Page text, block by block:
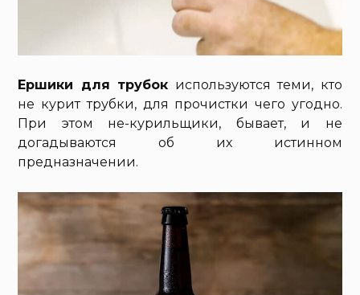
Ершики для трубок используются теми, кто
не курит трубки, для прочистки чего угодно.
При этом не-курильщики, бывает, и не
догадываются об их истинном
предназначении.